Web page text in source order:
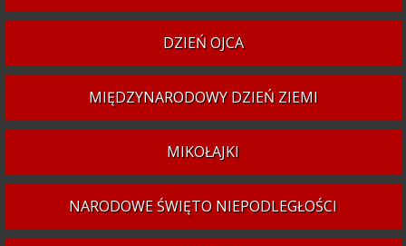
DZIEŃ OJCA
MIĘDZYNARODOWY DZIEŃ ZIEMI
MIKOŁAJKI
NARODOWE ŚWIĘTO NIEPODLEGŁOŚCI